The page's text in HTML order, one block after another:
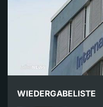
WIEDERGABELISTE